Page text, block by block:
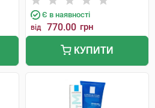
Є в наявності
від 770.00 грн
КУПИТИ